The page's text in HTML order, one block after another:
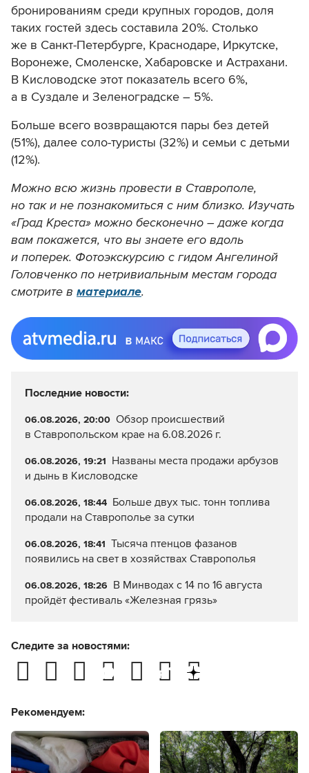
бронированиям среди крупных городов, доля
таких гостей здесь составила 20%. Столько
же в Санкт-Петербурге, Краснодаре, Иркутске,
Воронеже, Смоленске, Хабаровске и Астрахани.
В Кисловодске этот показатель всего 6%,
а в Суздале и Зеленоградске – 5%.
Больше всего возвращаются пары без детей
(51%), далее соло-туристы (32%) и семьи с детьми
(12%).
Можно всю жизнь провести в Ставрополе,
но так и не познакомиться с ним близко. Изучать
«Град Креста» можно бесконечно – даже когда
вам покажется, что вы знаете его вдоль
и поперек. Фотоэкскурсию с гидом Ангелиной
Головченко по нетривиальным местам города
смотрите в материале.
Последние новости:
06.08.2026, 20:00 Обзор происшествий
в Ставропольском крае на 6.08.2026 г.
06.08.2026, 19:21 Названы места продажи арбузов
и дынь в Кисловодске
06.08.2026, 18:44 Больше двух тыс. тонн топлива
продали на Ставрополье за сутки
06.08.2026, 18:41 Тысяча птенцов фазанов
появились на свет в хозяйствах Ставрополья
06.08.2026, 18:26 В Минводах с 14 по 16 августа
пройдёт фестиваль «Железная грязь»
Следите за новостями:
Рекомендуем: